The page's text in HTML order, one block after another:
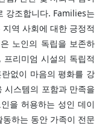
강조합니다. Families는
역 사회에 대한 긍정적
노인의 독립을 보존하
리미엄 시설의 독립적
없이 마음의 평화를 강
스템의 포함과 만족을
을 허용하는 성인 데이
하는 동안 가족이 전문